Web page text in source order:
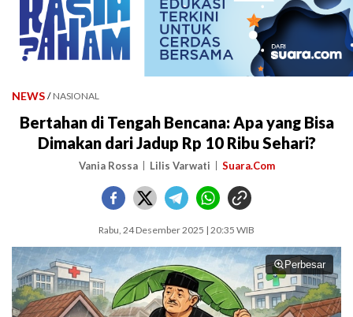
NEWS / NASIONAL
Bertahan di Tengah Bencana: Apa yang Bisa
Dimakan dari Jadup Rp 10 Ribu Sehari?
Vania Rossa Lilis Varwati Suara.Com
Rabu, 24 Desember 2025 | 20:35 WIB
Perbesar